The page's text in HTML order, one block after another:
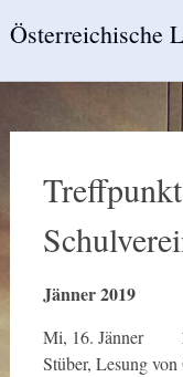
toÖsterreichische
Jänner 2019
Mi, 16. Jänner
Stüber, Lesung